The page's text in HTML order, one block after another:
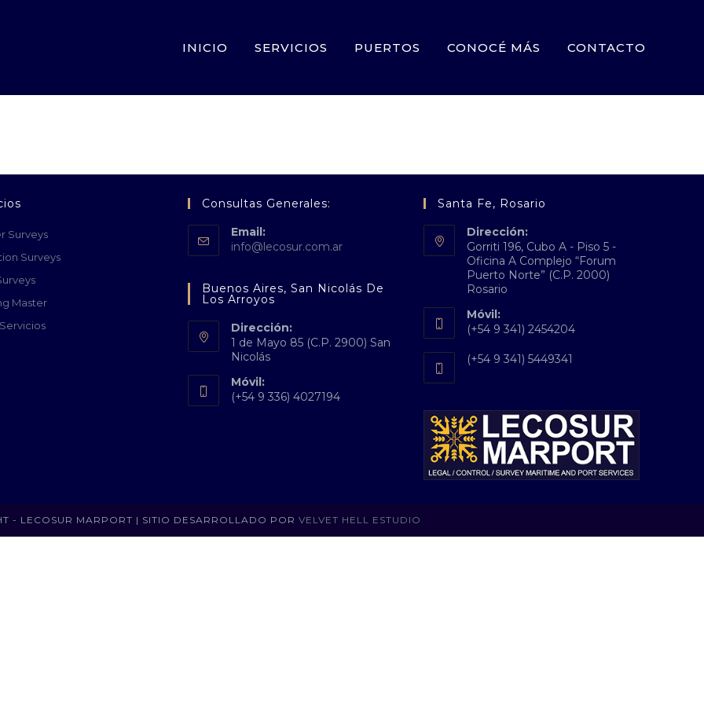
INICIO SERVICIOS PUERTOS CONOCÉ MÁS CONTACTO
Surveys
Surveys
Master
Consultas Generales:
Email:
info@lecosur.com.ar
Buenos Aires, San Nicolás De
Los Arroyos
Dirección:
1 de Mayo 85 (C.P. 2900) San
Nicolás
Móvil:
(+54 9 336) 4027194
Santa Fe, Rosario
Dirección:
Gorriti 196, Cubo A - Piso 5 -
Oficina A Complejo “Forum
Puerto Norte” (C.P. 2000)
Rosario
Móvil:
(+54 9 341) 2454204
(+54 9 341) 5449341
- LECOSUR MARPORT | SITIO DESARROLLADO POR VELVET HELL ESTUDIO